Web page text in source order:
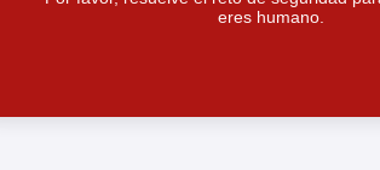
eres humano.